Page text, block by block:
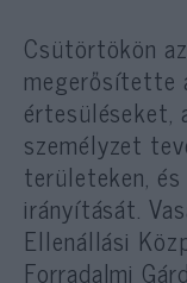
Csütörtökön
megerősítette
értesüléseket,
személyzet
területeken,
irányítását.
Ellenállási
Forradalmi